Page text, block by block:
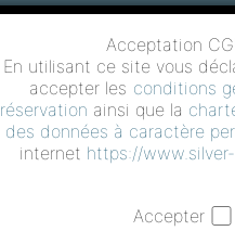
Acceptation
En utilisant ce site vous
accepter les conditions
réservation ainsi que la
des données à caractère
internet https://
Accepter